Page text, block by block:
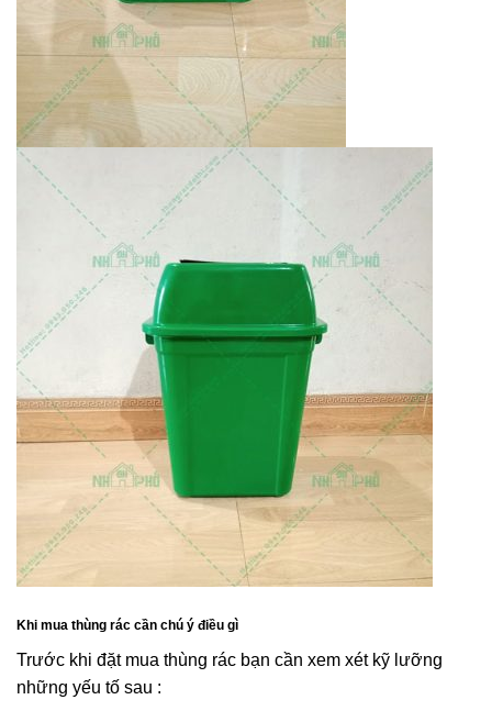
Khi mua thùng rác cần chú ý điều gì
Trước khi đặt mua thùng rác bạn cần xem xét kỹ lưỡng
những yếu tố sau :